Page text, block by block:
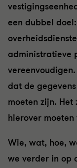
een dubbel
administratieve
dat de
moeten zijn.
hierover moeten
Wie, wat, hoe,
we verder in op